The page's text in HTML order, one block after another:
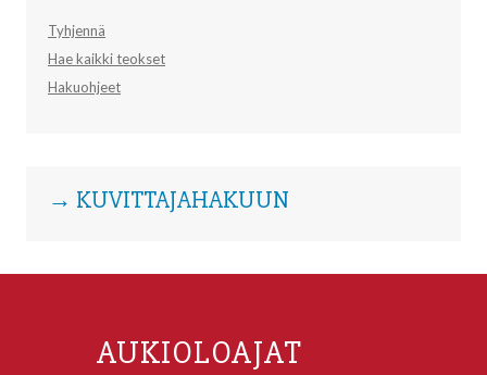
Tyhjennä
Hae kaikki teokset
Hakuohjeet
→ KUVITTAJAHAKUUN
AUKIOLOAJAT